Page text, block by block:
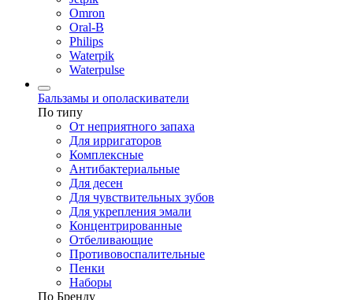
Omron
Oral-B
Philips
Waterpik
Waterpulse
Бальзамы и ополаскиватели
По типу
От неприятного запаха
Для ирригаторов
Комплексные
Антибактериальные
Для десен
Для чувствительных зубов
Для укрепления эмали
Концентрированные
Отбеливающие
Противовоспалительные
Пенки
Наборы
По Бренду